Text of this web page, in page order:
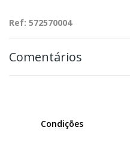
Ref: 572570004
Comentários
Condições